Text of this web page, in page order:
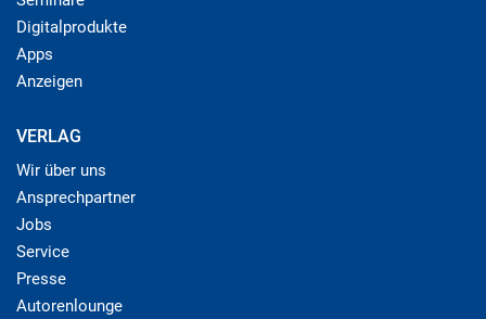
Digitalprodukte
Apps
Anzeigen
VERLAG
Wir über uns
Ansprechpartner
Jobs
Service
Presse
Autorenlounge